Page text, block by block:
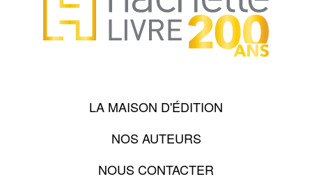
LA MAISON D'ÉDITION
NOS AUTEURS
NOUS CONTACTER